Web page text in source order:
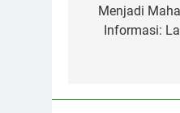
Menjadi
Informasi: